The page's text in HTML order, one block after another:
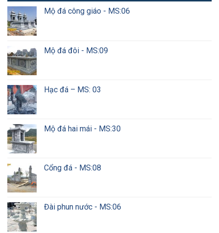
Mộ đá công giáo - MS:06
Mộ đá đôi - MS:09
Hạc đá – MS: 03
Mộ đá hai mái - MS:30
Cổng đá - MS:08
Đài phun nước - MS:06